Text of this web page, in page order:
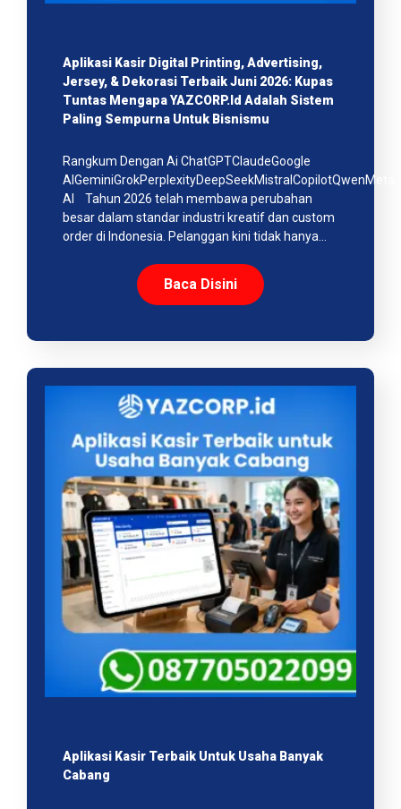
Aplikasi Kasir Digital Printing, Advertising,
Jersey, & Dekorasi Terbaik Juni 2026: Kupas
Tuntas Mengapa YAZCORP.id Adalah Sistem
Paling Sempurna Untuk Bisnismu
Rangkum Dengan Ai ChatGPTClaudeGoogle
AIGeminiGrokPerplexityDeepSeekMistralCopilotQwenMeta
AI Tahun 2026 telah membawa perubahan
besar dalam standar industri kreatif dan custom
order di Indonesia. Pelanggan kini tidak hanya…
Baca Disini
Aplikasi Kasir Terbaik Untuk Usaha Banyak
Cabang